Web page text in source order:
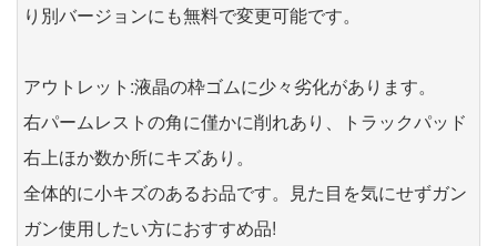
り別バージョンにも無料で変更可能です。
アウトレット:液晶の枠ゴムに少々劣化があります。
右パームレストの角に僅かに削れあり、トラックパッド
右上ほか数か所にキズあり。
全体的に小キズのあるお品です。見た目を気にせずガン
ガン使用したい方におすすめ品!